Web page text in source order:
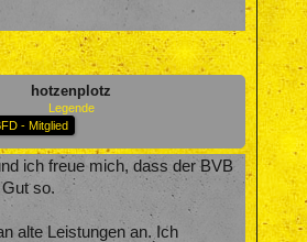
hotzenplotz
Legende
- Mitglied
ich freue mich, dass der BVB
so.
alte Leistungen an. Ich